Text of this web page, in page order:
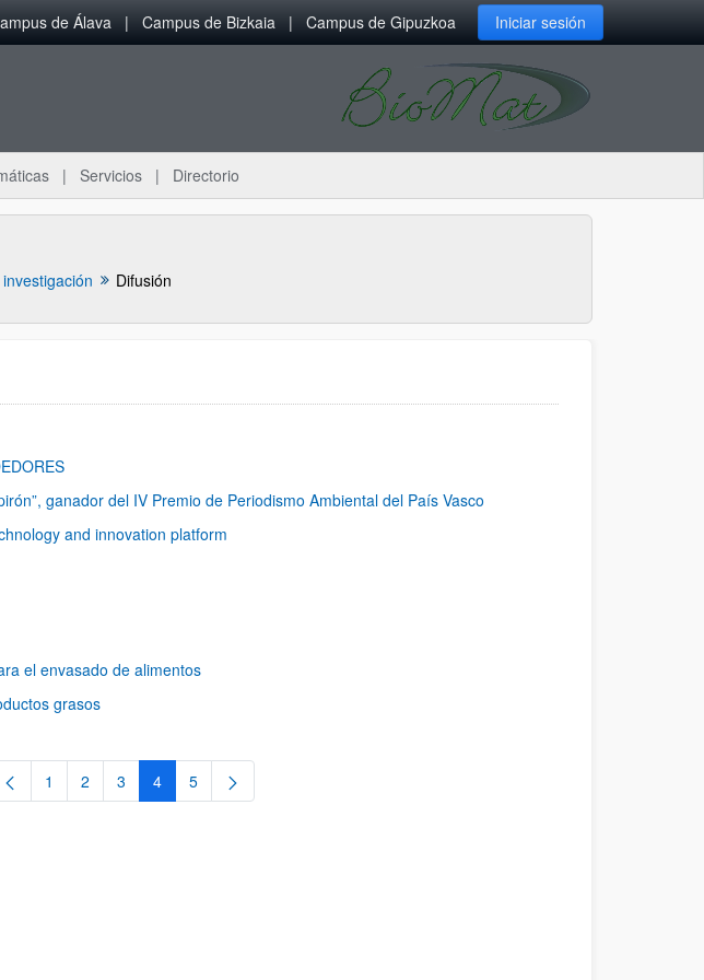
de Álava Campus de Bizkaia Campus de Gipuzkoa Iniciar sesión
Servicios Directorio
Difusión
ganador del IV Premio de Periodismo Ambiental del País Vasco
and innovation platform
el envasado de alimentos
grasos
Página
1 Página
2 Página
3 Página
4 Página
5